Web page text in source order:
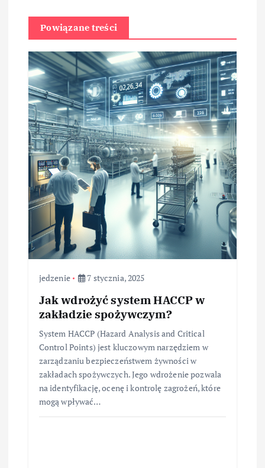
Powiązane treści
jedzenie 7 stycznia, 2025
Jak wdrożyć system HACCP w
zakładzie spożywczym?
System HACCP (Hazard Analysis and Critical
Control Points) jest kluczowym narzędziem w
zarządzaniu bezpieczeństwem żywności w
zakładach spożywczych. Jego wdrożenie pozwala
na identyfikację, ocenę i kontrolę zagrożeń, które
mogą wpływać…